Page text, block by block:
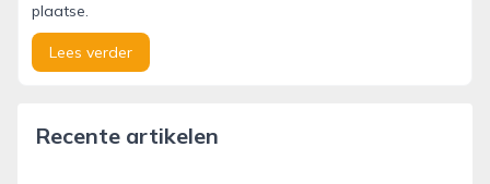
plaatse.
Lees verder
Recente artikelen